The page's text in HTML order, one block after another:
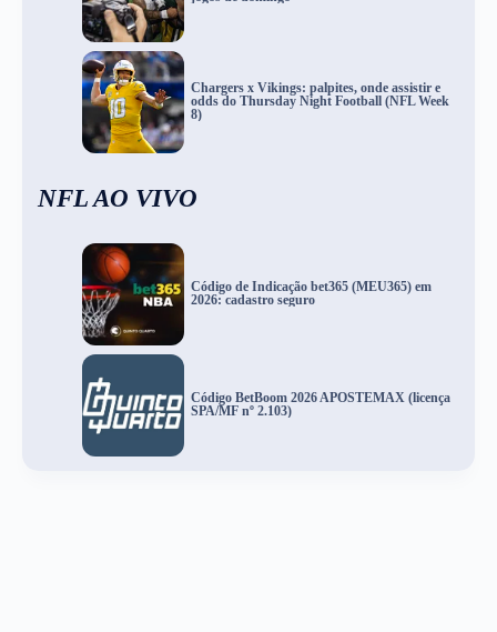
Chargers x Vikings: palpites, onde assistir e
odds do Thursday Night Football (NFL Week
8)
NFL AO VIVO
Código de Indicação bet365 (MEU365) em
2026: cadastro seguro
Código BetBoom 2026 APOSTEMAX (licença
SPA/MF nº 2.103)